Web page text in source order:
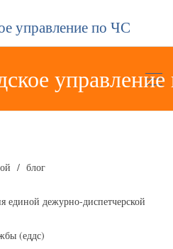
управление по ЧС
блог
единой дежурно-диспетчерской
(еддс)